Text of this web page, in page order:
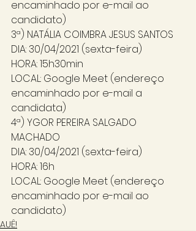
encaminhado por e-mail ao
candidato)
3ª) NATÁLIA COIMBRA JESUS SANTOS
DIA: 30/04/2021 (sexta-feira)
HORA: 15h30min
LOCAL: Google Meet (endereço
encaminhado por e-mail a
candidata)
4ª) YGOR PEREIRA SALGADO
MACHADO
DIA: 30/04/2021 (sexta-feira)
HORA: 16h
LOCAL: Google Meet (endereço
encaminhado por e-mail ao
candidato)
AUÊ!